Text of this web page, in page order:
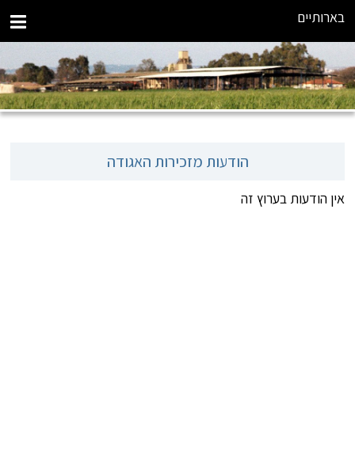
בארותיים
הודעות מזכירות האגודה
אין הודעות בערוץ זה